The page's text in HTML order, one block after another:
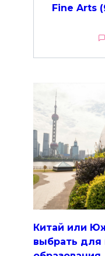
Fine Arts
Китай или
выбрать для